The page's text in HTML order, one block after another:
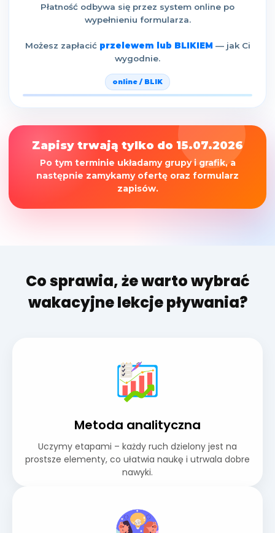
Płatność odbywa się przez system online po
wypełnieniu formularza.
Możesz zapłacić przelewem lub BLIKIEM— jak Ci
wygodnie.
online / BLIK
Zapisy trwają tylko do 15.07.2026
Po tym terminie układamy grupy i grafik, a
następnie zamykamy ofertę oraz formularz
zapisów.
Co sprawia, że warto wybrać
wakacyjne lekcje pływania?
Metoda analityczna
Uczymy etapami – każdy ruch dzielony jest na
prostsze elementy, co ułatwia naukę i utrwala dobre
nawyki.